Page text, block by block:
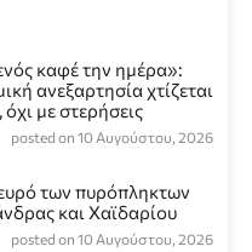
καφέ την ημέρα»:
ανεξαρτησία χτίζεται
με στερήσεις
posted on 10 Αυγούστου, 2026
των πυρόπληκτων
και Χαϊδαρίου
posted on 10 Αυγούστου, 2026